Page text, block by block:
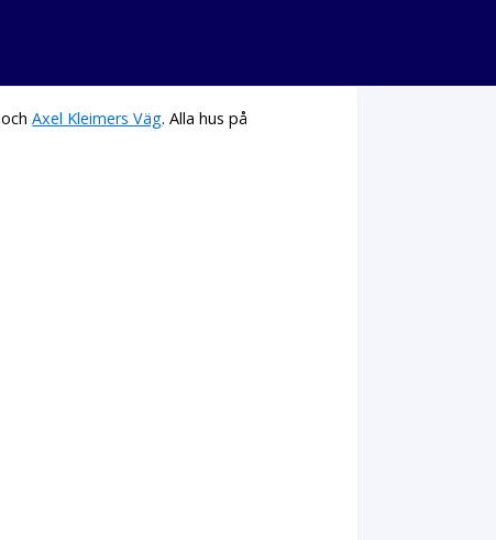
ochAxel Kleimers Väg. Alla hus på